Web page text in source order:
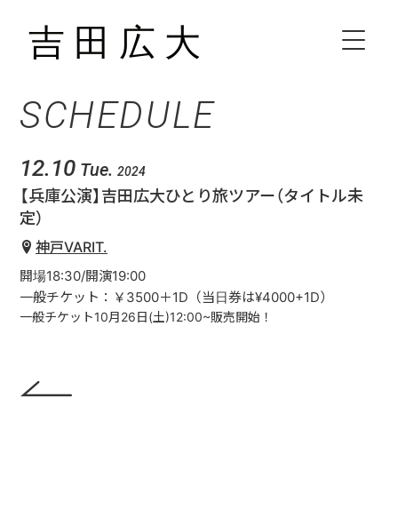
HOME
DISCOGRAPHY
SCHEDULE
12.10 Tue. 2024
【兵庫公演】吉田広大ひとり旅ツアー（タイトル未
定）
神戸VARIT.
開場18:30/開演19:00
一般チケット：￥3500＋1D（当日券は¥4000+1D）
一般チケット10月26日(土)12:00~販売開始！